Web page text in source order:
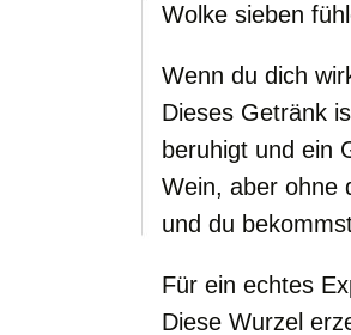
Wolke sieben
Wenn du dich
Dieses Getränk
beruhigt und ein
Wein, aber ohne
und du
Für ein echtes
Diese Wurzel